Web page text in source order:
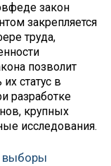
закон
закрепляется
труда,
позволит
статус в
разработке
крупных
исследования.
выборы